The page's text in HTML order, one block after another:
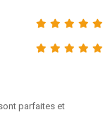
parfaites et